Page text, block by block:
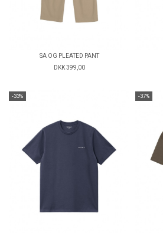
SA OG PLEATED PANT
DKK 399,00
-33% -37%